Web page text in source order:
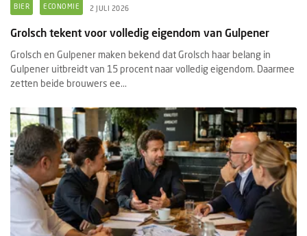
BIER ECONOMIE 2 JULI 2026
Grolsch tekent voor volledig eigendom van Gulpener
Grolsch en Gulpener maken bekend dat Grolsch haar belang in
Gulpener uitbreidt van 15 procent naar volledig eigendom. Daarmee
zetten beide brouwers ee...